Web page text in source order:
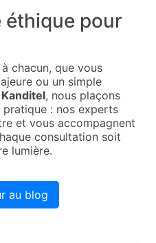
éthique pour
chacun, que vous
ou un simple
Kanditel, nous plaçons
: nos experts
et vous accompagnent
consultation soit
lumière.
au blog